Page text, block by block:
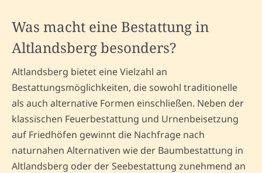
Was macht eine Bestattung in
Altlandsberg besonders?
Altlandsberg bietet eine Vielzahl an
Bestattungsmöglichkeiten, die sowohl traditionelle
als auch alternative Formen einschließen. Neben der
klassischen Feuerbestattung und Urnenbeisetzung
auf Friedhöfen gewinnt die Nachfrage nach
naturnahen Alternativen wie der Baumbestattung in
Altlandsberg oder der Seebestattung zunehmend an